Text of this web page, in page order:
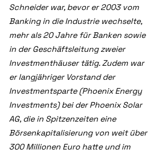
Schneider war, bevor er 2003 vom
Banking in die Industrie wechselte,
mehr als 20 Jahre für Banken sowie
in der Geschäftsleitung zweier
Investmenthäuser tätig. Zudem war
er langjähriger Vorstand der
Investmentsparte (Phoenix Energy
Investments) bei der Phoenix Solar
AG, die in Spitzenzeiten eine
Börsenkapitalisierung von weit über
300 Millionen Euro hatte und im